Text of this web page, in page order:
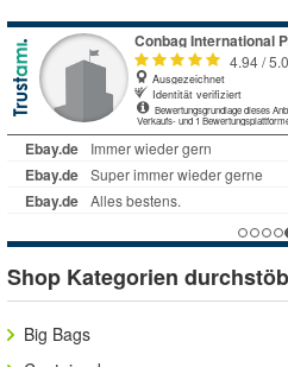
Shop Kategorien
Big Bags